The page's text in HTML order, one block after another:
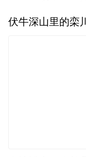
伏牛深山里的栾川